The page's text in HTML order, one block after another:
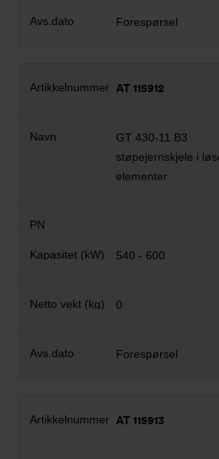
Forespørsel
AT 115912
GT 430-11 B3
støpejernskjele i
elementer
540 - 600
0
Forespørsel
AT 115913